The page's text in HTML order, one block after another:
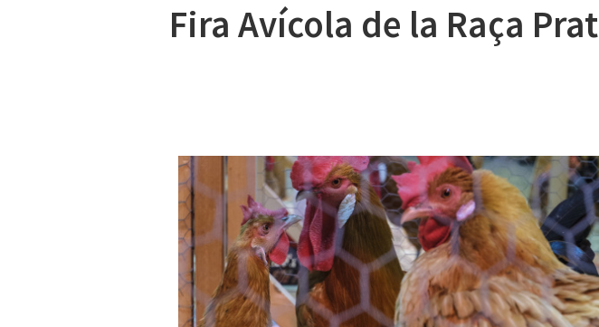
Fira Avícola de la Raça Prat